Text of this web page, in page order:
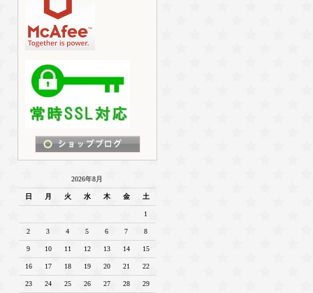
2026年8月
日 月 火 水 木 金 土
1
2 3 4 5 6 7 8
9 10 11 12 13 14 15
16 17 18 19 20 21 22
23 24 25 26 27 28 29